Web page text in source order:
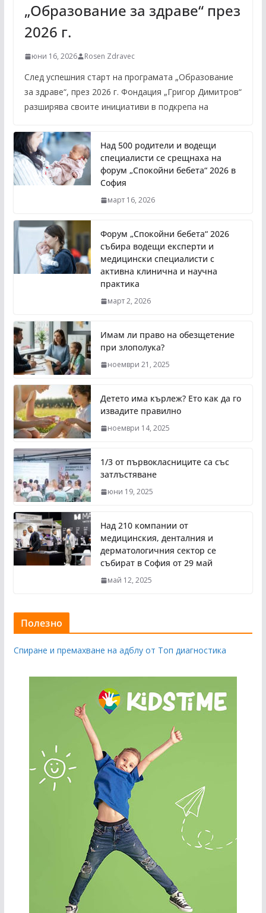
„Образование за здраве“ през
2026 г.
юни 16, 2026 Rosen Zdravec
След успешния старт на програмата „Образование
за здраве“, през 2026 г. Фондация „Григор Димитров“
разширява своите инициативи в подкрепа на
Над 500 родители и водещи
специалисти се срещнаха на
форум „Спокойни бебета“ 2026 в
София
март 16, 2026
Форум „Спокойни бебета“ 2026
събира водещи експерти и
медицински специалисти с
активна клинична и научна
практика
март 2, 2026
Имам ли право на обезщетение
при злополука?
ноември 21, 2025
Детето има кърлеж? Ето как да го
извадите правилно
ноември 14, 2025
1/3 от първокласниците са със
затлъстяване
юни 19, 2025
Над 210 компании от
медицинския, денталния и
дерматологичния сектор се
събират в София от 29 май
май 12, 2025
Полезно
Спиране и премахване на адблу от Топ диагностика